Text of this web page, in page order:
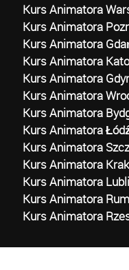
Kurs Animatora
Kurs Animatora
Kurs Animatora
Kurs Animatora
Kurs Animatora
Kurs Animatora
Kurs Animatora
Kurs Animatora
Kurs Animatora
Kurs Animatora
Kurs Animatora
Kurs Animatora
Kurs Animatora